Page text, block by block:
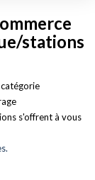
Budget max
stations
s'offrent à vous